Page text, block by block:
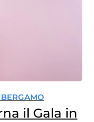
il Gala in